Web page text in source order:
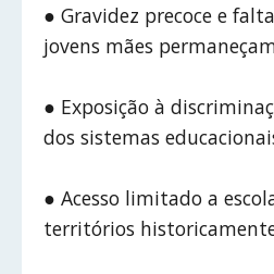
● Gravidez precoce e
jovens mães
● Exposição à
dos sistemas
● Acesso limitado a
territórios